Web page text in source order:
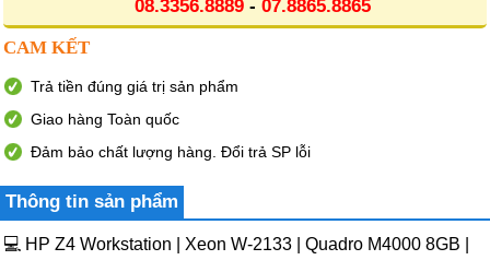
08.3356.8889- 07.8865.8865
CAM KẾT
Trả tiền đúng giá trị sản phẩm
Giao hàng Toàn quốc
Đảm bảo chất lượng hàng. Đổi trả SP lỗi
Thông tin sản phẩm
💻 HP Z4 Workstation | Xeon W-2133 | Quadro M4000 8GB |